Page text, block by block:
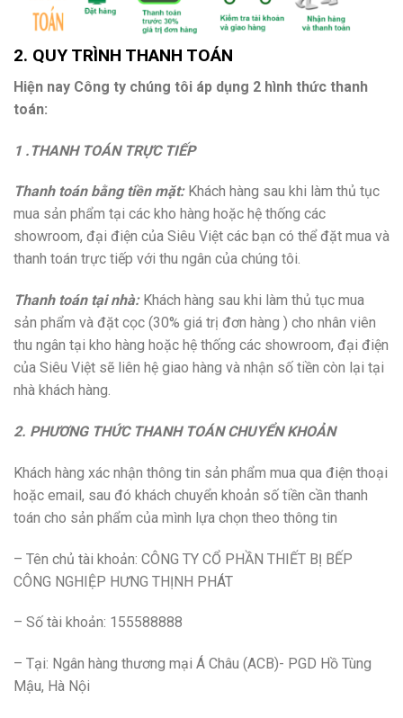
2. QUY TRÌNH THANH TOÁN
Hiện nay Công ty chúng tôi áp dụng 2 hình thức thanh
toán:
1 .THANH TOÁN TRỰC TIẾP
Thanh toán bằng tiền mặt:Khách hàng sau khi làm thủ tục
mua sản phẩm tại các kho hàng hoặc hệ thống các
showroom, đại điện của Siêu Việt các bạn có thể đặt mua và
thanh toán trực tiếp với thu ngân của chúng tôi.
Thanh toán tại nhà: Khách hàng sau khi làm thủ tục mua
sản phẩm và đặt cọc (30% giá trị đơn hàng ) cho nhân viên
thu ngân tại kho hàng hoặc hệ thống các showroom, đại điện
của Siêu Việt sẽ liên hệ giao hàng và nhận số tiền còn lại tại
nhà khách hàng.
2. PHƯƠNG THỨC THANH TOÁN CHUYỂN KHOẢN
Khách hàng xác nhận thông tin sản phẩm mua qua điện thoại
hoặc email, sau đó khách chuyển khoản số tiền cần thanh
toán cho sản phẩm của mình lựa chọn theo thông tin
– Tên chủ tài khoản: CÔNG TY CỔ PHẦN THIẾT BỊ BẾP
CÔNG NGHIỆP HƯNG THỊNH PHÁT
– Số tài khoản: 155588888
– Tại: Ngân hàng thương mại Á Châu (ACB)- PGD Hồ Tùng
Mậu, Hà Nội